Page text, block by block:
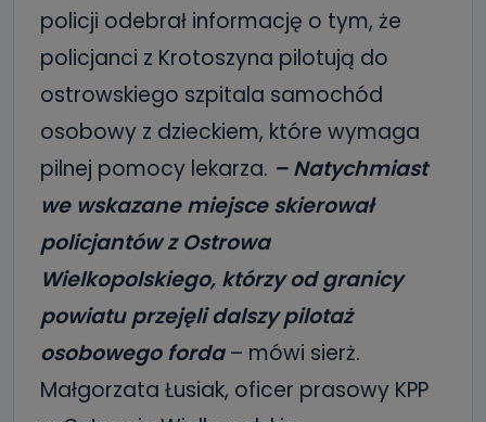
policji odebrał informację o tym, że
policjanci z Krotoszyna pilotują do
ostrowskiego szpitala samochód
osobowy z dzieckiem, które wymaga
pilnej pomocy lekarza. – Natychmiast
we wskazane miejsce skierował
policjantów z Ostrowa
Wielkopolskiego, którzy od granicy
powiatu przejęli dalszy pilotaż
osobowego forda– mówi sierż.
Małgorzata Łusiak, oficer prasowy KPP